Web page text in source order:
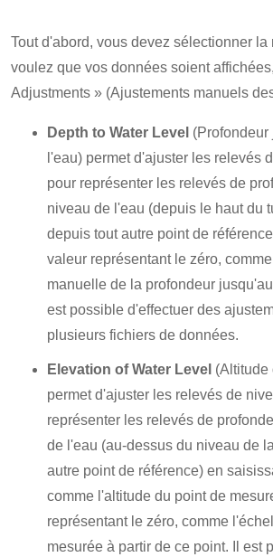
Tout d'abord, vous devez sélectionner la
voulez que vos données soient
Adjustments » (Ajustements manuels
Depth to Water Level
l'eau) permet d'ajuster les relevés
pour représenter les relevés de
niveau de l'eau (depuis le haut du
depuis tout autre point de
valeur représentant le zéro,
manuelle de la profondeur jusqu'au
est possible d'effectuer des
plusieurs fichiers de données.
Elevation of Water Level (Altitude
permet d'ajuster les relevés de
représenter les relevés de
de l'eau (au-dessus du niveau de
autre point de référence) en
comme l'altitude du point de
représentant le zéro, comme
mesurée à partir de ce point. Il est